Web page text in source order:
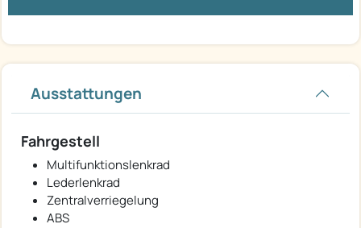
Ausstattungen
Fahrgestell
Multifunktionslenkrad
Lederlenkrad
Zentralverriegelung
ABS